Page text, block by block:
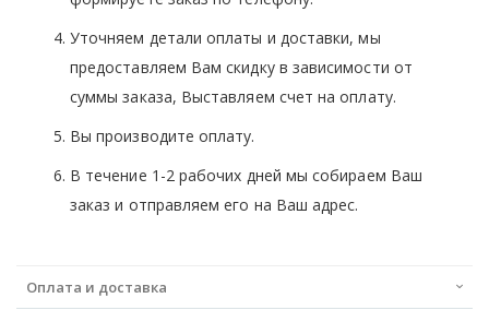
Уточняем детали оплаты и доставки, мы
предоставляем Вам скидку в зависимости от
суммы заказа, Выставляем счет на оплату.
Вы производите оплату.
В течение 1-2 рабочих дней мы собираем Ваш
заказ и отправляем его на Ваш адрес.
Оплата и доставка